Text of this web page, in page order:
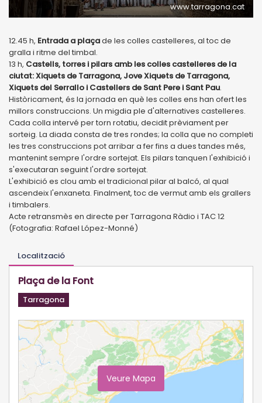
www.tarragona.cat
12.45 h, Entrada a plaçade les colles castelleres, al toc de
gralla i ritme del timbal.
13 h, Castells, torres i pilars amb les colles castelleres de la
ciutat: Xiquets de Tarragona, Jove Xiquets de Tarragona,
Xiquets del Serrallo i Castellers de Sant Pere i Sant Pau.
Històricament, és la jornada en què les colles ens han ofert les
millors construccions. Un migdia ple d'alternatives castelleres.
Cada colla intervé per torn rotatiu, decidit prèviament per
sorteig. La diada consta de tres rondes; la colla que no completi
les tres construccions pot arribar a fer fins a dues tandes més,
mantenint sempre l'ordre sortejat. Els pilars tanquen l'exhibició i
s'executaran seguint l'ordre sortejat.
L'exhibició es clou amb el tradicional pilar al balcó, al qual
ascendeix l'enxaneta. Finalment, toc de vermut amb els grallers
i timbalers.
Acte retransmès en directe per Tarragona Ràdio i TAC 12
(Fotografia: Rafael López-Monné)
Localització
Plaça de la Font
Tarragona
Veure Mapa